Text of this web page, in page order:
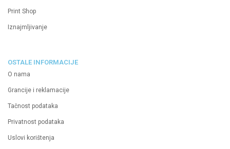
Print Shop
Iznajmljivanje
OSTALE INFORMACIJE
O nama
Grancije i reklamacije
Tačnost podataka
Privatnost podataka
Uslovi korištenja